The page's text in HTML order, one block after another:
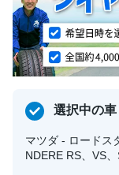
選択中の車
マツダ - ロードス
NDERE RS、VS